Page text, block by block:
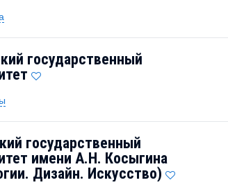
государственный
государственный
имени А.Н. Косыгина
Дизайн. Искусство)